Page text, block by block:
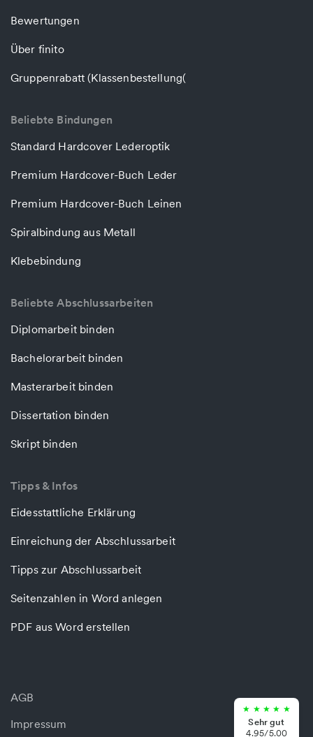
Bewertungen
Über finito
Gruppenrabatt (Klassenbestellung(
Beliebte Bindungen
Standard Hardcover Lederoptik
Premium Hardcover-Buch Leder
Premium Hardcover-Buch Leinen
Spiralbindung aus Metall
Klebebindung
Beliebte Abschlussarbeiten
Diplomarbeit binden
Bachelorarbeit binden
Masterarbeit binden
Dissertation binden
Skript binden
Tipps & Infos
Eidesstattliche Erklärung
Einreichung der Abschlussarbeit
Tipps zur Abschlussarbeit
Seitenzahlen in Word anlegen
PDF aus Word erstellen
AGB
Impressum
★
★
★
★
★
Sehr gut
4.95/5.00